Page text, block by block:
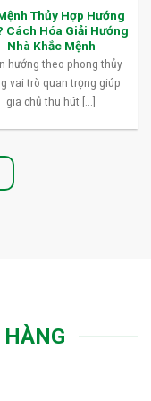
Thủy Hợp Hướng
Cách Hóa Giải Hướng
Nhà Khắc Mệnh
hướng theo phong thủy
vai trò quan trọng giúp
gia chủ thu hút [...]